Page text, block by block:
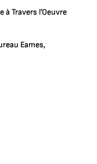
Travers l’Oeuvre
Eames,